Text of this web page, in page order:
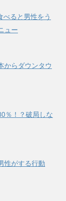
べると男性をう
ュー
からダウンタウ
％！？破局しな
性がする行動